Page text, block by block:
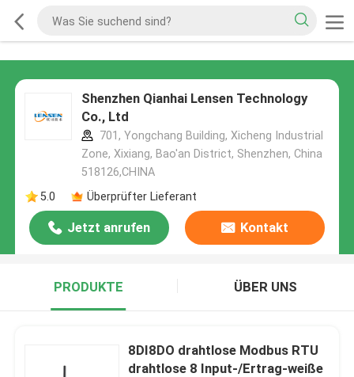
Shenzhen Qianhai Lensen Technology
Co., Ltd
701, Yongchang Building, Xicheng Industrial
Zone, Xixiang, Bao'an District, Shenzhen, China
518126,CHINA
5.0
Überprüfter Lieferant
Jetzt anrufen Kontakt
PRODUKTE ÜBER UNS
8DI8DO drahtlose Modbus RTU
drahtlose 8 Input-/Ertrag-weiße